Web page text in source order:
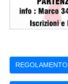
REGOLAMENTO